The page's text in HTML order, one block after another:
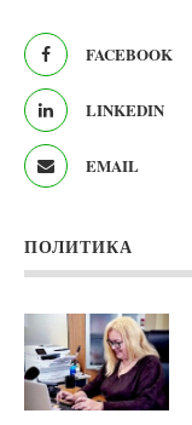
FACEBOOK
LINKEDIN
EMAIL
ПОЛИТИКА